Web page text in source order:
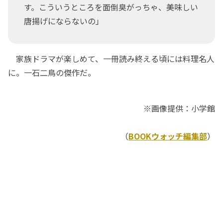
す。こういうところを面倒臭がっちゃ、美味しい
唐揚げにならないの」
家族ドラマが楽しめて、一冊読み終える頃には料理名人
に。一石二鳥の傑作だ。
※画像提供：小学館
（BOOKウォッチ編集部）